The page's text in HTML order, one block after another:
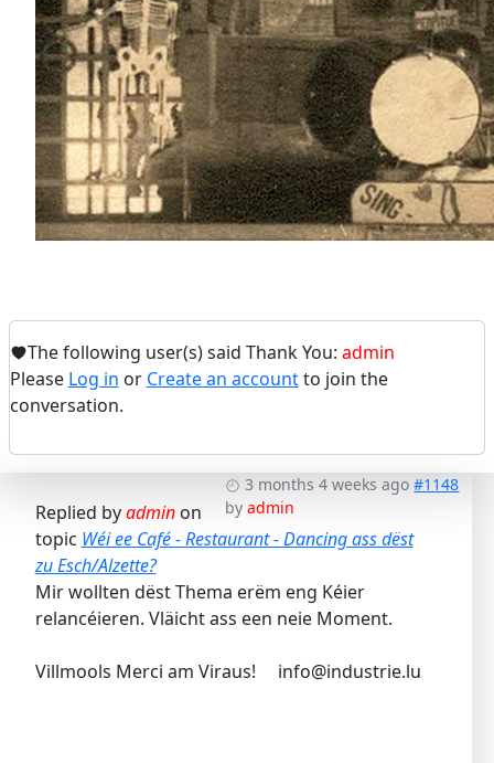
The following user(s) said Thank You: admin
Please Log in or Create an accountto join the
conversation.
3 months 4 weeks ago #1148
byadmin
Replied byadminon
topic Wéi ee Café - Restaurant - Dancing ass dëst
zu Esch/Alzette?
Mir wollten dëst Thema erëm eng Kéier
relancéieren. Vläicht ass een neie Moment.
Villmools Merci am Viraus! info@industrie.lu